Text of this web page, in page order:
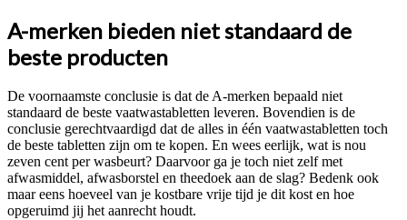
A-merken bieden niet standaard de
beste producten
De voornaamste conclusie is dat de A-merken bepaald niet
standaard de beste vaatwastabletten leveren. Bovendien is de
conclusie gerechtvaardigd dat de alles in één vaatwastabletten toch
de beste tabletten zijn om te kopen. En wees eerlijk, wat is nou
zeven cent per wasbeurt? Daarvoor ga je toch niet zelf met
afwasmiddel, afwasborstel en theedoek aan de slag? Bedenk ook
maar eens hoeveel van je kostbare vrije tijd je dit kost en hoe
opgeruimd jij het aanrecht houdt.